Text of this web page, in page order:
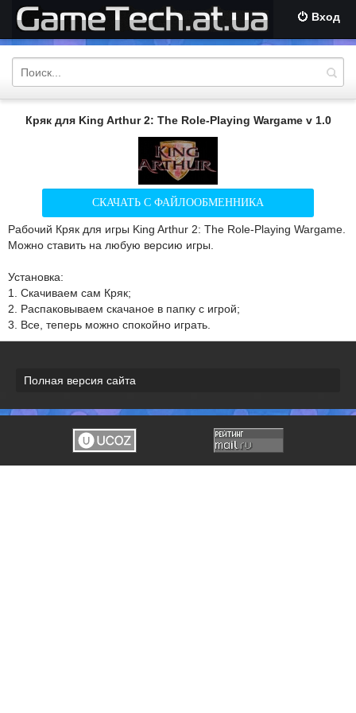
Вход
Кряк для King Arthur 2: The Role-Playing Wargame v 1.0
СКАЧАТЬ С ФАЙЛООБМЕННИКА
Рабочий Кряк для игры King Arthur 2: The Role-Playing Wargame.
Можно ставить на любую версию игры.
Установка:
1. Скачиваем сам Кряк;
2. Распаковываем скачаное в папку с игрой;
3. Все, теперь можно спокойно играть.
Полная версия сайта